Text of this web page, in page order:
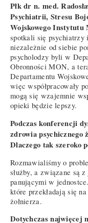
Płk dr n. med.
Psychiatrii, Stresu
Wojskowego Instytutu
spotkali się psychiatrzy
niezależnie od siebie
psycholodzy byli w
Obronności MON, a
Departamentu
więc współpracowały
mogą się wzajemnie
opieki będzie lepszy.
Podczas konferencji
zdrowia psychicznego
Dlaczego tak szeroko
Rozmawialiśmy o
służby, a związane są
panującymi w
które przekładają się
żołnierza.
Dotychczas najwięcej